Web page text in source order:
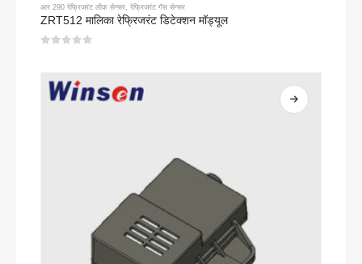
आर 290 रेफ्रिजरंट लीक सेन्सर रेफ्रिजरंट गॅस सेन्सर
ZRT512 मालिका रेफ्रिजरंट डिटेक्शन मॉड्यूल